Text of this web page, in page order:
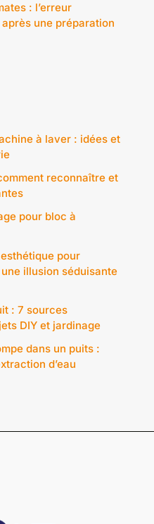
: l’erreur
une préparation
à laver : idées et
reconnaître et
pour bloc à
pour
illusion séduisante
: 7 sources
DIY et jardinage
dans un puits :
d’eau